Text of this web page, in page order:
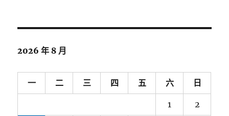
2026 年 8 月
一 二 三 四 五 六 日
1 2